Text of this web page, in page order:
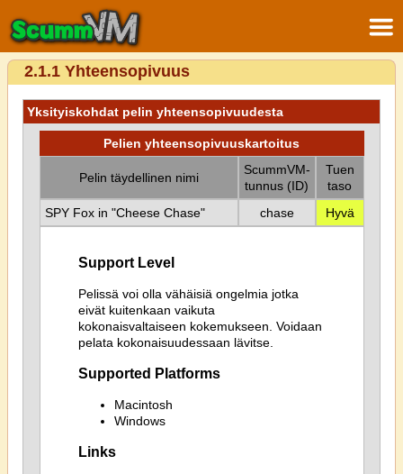
2.1.1 Yhteensopivuus
Yksityiskohdat pelin yhteensopivuudesta
Pelien yhteensopivuuskartoitus
Pelin täydellinen nimi
ScummVM-
tunnus (ID)
Tuen
taso
SPY Fox in "Cheese Chase"
chase Hyvä
Support Level
Pelissä voi olla vähäisiä ongelmia jotka
eivät kuitenkaan vaikuta
kokonaisvaltaiseen kokemukseen. Voidaan
pelata kokonaisuudessaan lävitse.
Supported Platforms
Macintosh
Windows
Links